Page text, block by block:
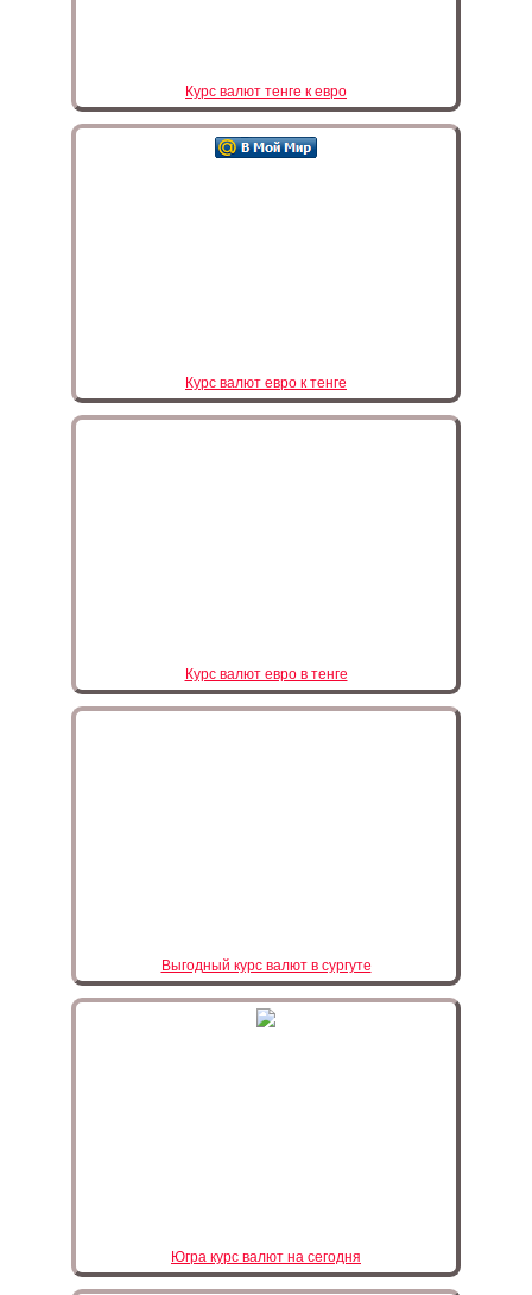
Курс валют тенге к евро
Курс валют евро к тенге
Курс валют евро в тенге
Выгодный курс валют в сургуте
Югра курс валют на сегодня